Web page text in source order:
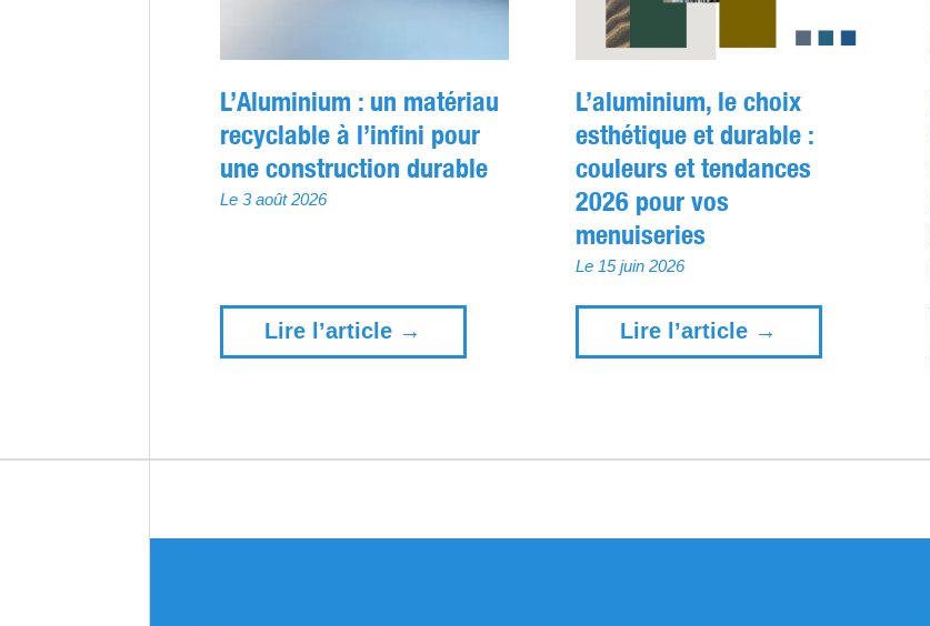
L’Aluminium : un matériau
recyclable à l’infini pour
une construction durable
Le 3 août 2026
Lire l’article →
L’aluminium, le choix
esthétique et durable :
couleurs et tendances
2026 pour vos
menuiseries
Le 15 juin 2026
Lire l’article →